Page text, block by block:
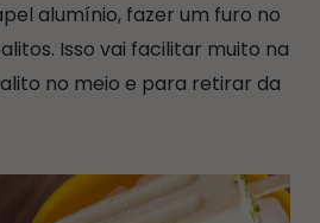
alumínio, fazer um furo no
Isso vai facilitar muito na
no meio e para retirar da